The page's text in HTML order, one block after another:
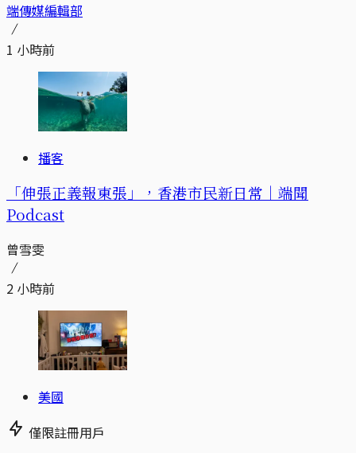
端傳媒編輯部
1 小時前
播客
「伸張正義報東張」，香港市民新日常｜端聞
Podcast
曾雪雯
2 小時前
美國
僅限註冊用戶